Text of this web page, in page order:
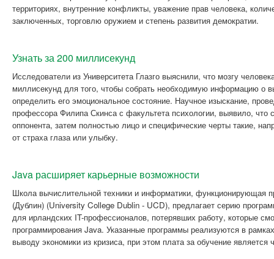
территориях, внутренние конфликты, уважение прав человека,
заключенных, торговлю оружием и степень развития демократии.
Узнать за 200 миллисекунд
Исследователи из Университета Глазго выяснили, что мозгу
миллисекунд для того, чтобы собрать необходимую информацию о
определить его эмоциональное состояние. Научное изыскание,
профессора Филипа Скинса с факультета психологии, выявило, что
оппонента, затем полностью лицо и специфические черты такие,
от страха глаза или улыбку.
Java расширяет карьерные возможности
Школа вычислительной техники и информатики, функционирующая
(Дублин) (University College Dublin - UCD), предлагает серию
для ирландских IT-профессионалов, потерявших работу, которые
программирования Java. Указанные программы реализуются в
выводу экономики из кризиса, при этом плата за обучение является